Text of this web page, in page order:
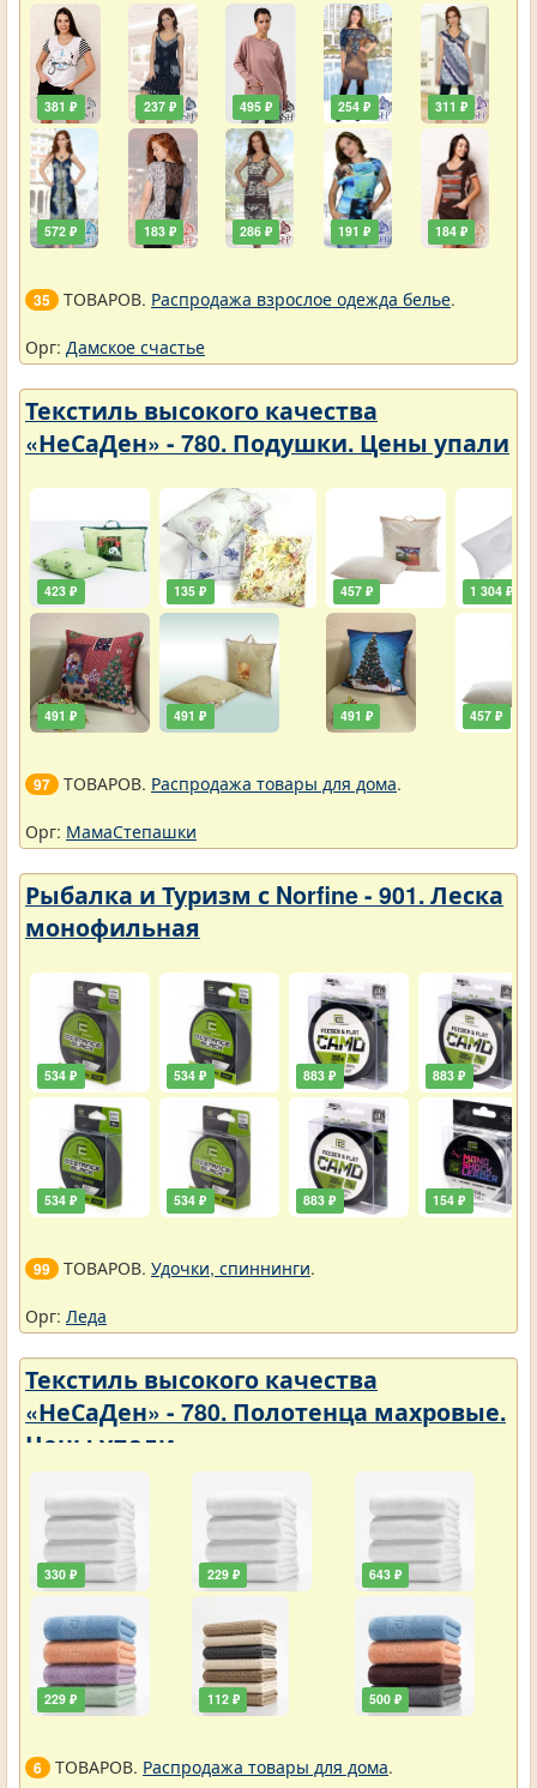
381 ₽
572 ₽
237 ₽
183 ₽
495 ₽
286 ₽
254 ₽
191 ₽
311 ₽
184 ₽
35 ТОВАРОВ. Распродажа взрослое одежда белье.
Орг: Дамское счастье
Текстиль высокого качества
«НеСаДен» - 780. Подушки. Цены упали
423 ₽
491 ₽
135 ₽
491 ₽
457 ₽
491 ₽
1 304 ₽
457 ₽
97 ТОВАРОВ. Распродажа товары для дома.
Орг: МамаСтепашки
Рыбалка и Туризм с Norfine - 901. Леска
монофильная
534 ₽
534 ₽
534 ₽
534 ₽
883 ₽
883 ₽
883 ₽
154 ₽
99 ТОВАРОВ. Удочки, спиннинги.
Орг: Леда
Текстиль высокого качества
«НеСаДен» - 780. Полотенца махровые.
Цены упали
330 ₽
229 ₽
229 ₽
112 ₽
643 ₽
500 ₽
6 ТОВАРОВ. Распродажа товары для дома.